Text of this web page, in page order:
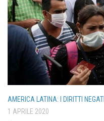
AMERICA LATINA: I DIRITTI NEGATI
1 APRILE 2020